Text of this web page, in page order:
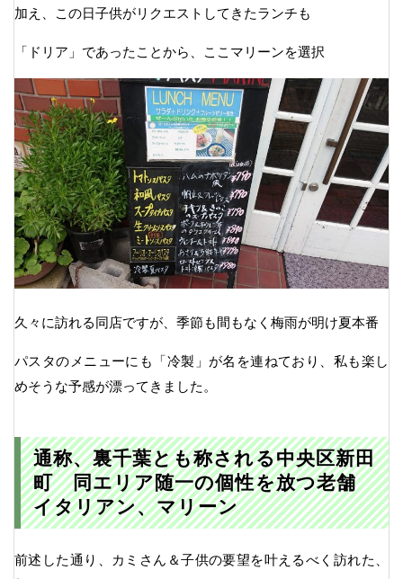
加え、この日子供がリクエストしてきたランチも
「ドリア」であったことから、ここマリーンを選択
久々に訪れる同店ですが、季節も間もなく梅雨が明け夏本番
パスタのメニューにも「冷製」が名を連ねており、私も楽し
めそうな予感が漂ってきました。
通称、裏千葉とも称される中央区新田
町 同エリア随一の個性を放つ老舗
イタリアン、マリーン
前述した通り、カミさん＆子供の要望を叶えるべく訪れた、